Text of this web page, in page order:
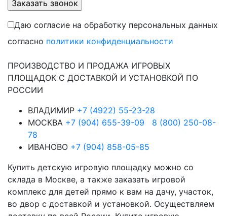
Даю согласие на обработку персональных данных
согласно политики конфиденциальности
ПРОИЗВОДСТВО И ПРОДАЖА ИГРОВЫХ
ПЛОЩАДОК С ДОСТАВКОЙ И УСТАНОВКОЙ ПО
РОССИИ
ВЛАДИМИР +7 (4922) 55-23-28
МОСКВА +7 (904) 655-39-09
8 (800) 250-08-
78
ИВАНОВО +7 (904) 858-05-85
Купить детскую игровую площадку можно со
склада в Москве, а также заказать игровой
комплекс для детей прямо к вам на дачу, участок,
во двор с доставкой и установкой. Осуществляем